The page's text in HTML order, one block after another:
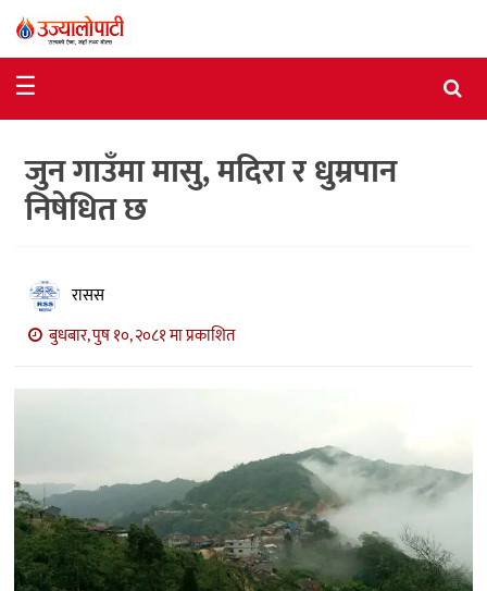
राजनीति
विशेष
आर्थिक
अन्तर्वार्ता
मनोरञ्जन
विज्ञान
अन्य
☰
जुन गाउँमा मासु, मदिरा र धुम्रपान
निषेधित छ
रासस
बुधबार, पुष १०, २०८१ मा प्रकाशित